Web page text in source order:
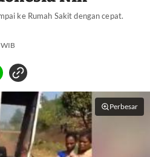
ke Rumah Sakit dengan cepat.
Perbesar